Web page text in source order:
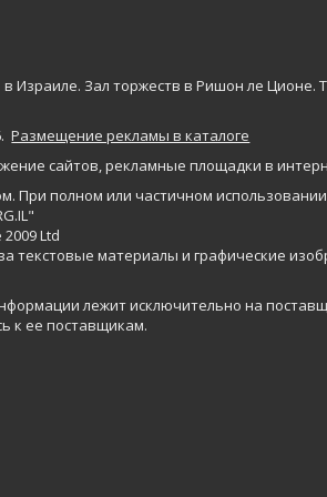
Израиле. Зал торжеств в Ришон ле Ционе.
.Размещение рекламы в каталоге
сайтов,рекламные площадки в
При полном или частичном
Ltd
текстовые материалы и графические
лежит исключительно на
к ее поставщикам.